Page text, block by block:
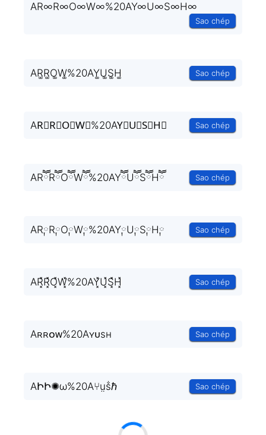
AR∞R∞O∞W∞%20AY∞U∞S∞H∞
Sao chép
AR͚R͚O͚W͚%20AY͚U͚S͚H͚ Sao chép
AR⃒R⃒O⃒W⃒%20AY⃒U⃒S⃒H⃒ Sao chép
ARཽRཽOཽWཽ%20AYཽUཽSཽHཽ Sao chép
AR༙R༙O༙W༙%20AY༙U༙S༙H༙ Sao chép
AR͓̽R͓̽O͓̽W͓̽%20AY͓̽U͓̽S͓̽H͓̽ Sao chép
Aʀʀᴏᴡ%20Aʏᴜsʜ Sao chép
AԻԻ✺ω%20A⑂ṳṧℏ Sao chép